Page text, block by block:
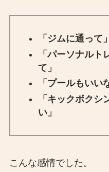
「ジムに通って」
「パーソナルト
て」
「プールもいい
「キックボクシ
い」
こんな感情でした。